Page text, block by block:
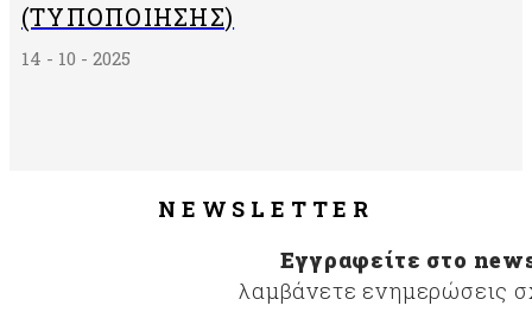
(ΤΥΠΟΠΟΊΗΣΗΣ)
14 - 10 - 2025
NEWSLETTER
Εγγραφείτε στο
λαμβάνετε ενημερώσεις